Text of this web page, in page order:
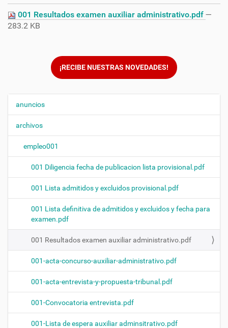
001 Resultados examen auxiliar administrativo.pdf —
283.2 KB
¡RECIBE NUESTRAS NOVEDADES!
N
g
i
anuncios
archivos
empleo001
001 Diligencia fecha de publicacion lista provisional.pdf
001 Lista admitidos y excluidos provisional.pdf
001 Lista definitiva de admitidos y excluidos y fecha para
examen.pdf
001 Resultados examen auxiliar administrativo.pdf
001-acta-concurso-auxiliar-administrativo.pdf
001-acta-entrevista-y-propuesta-tribunal.pdf
001-Convocatoria entrevista.pdf
001-Lista de espera auxiliar adminsitrativo.pdf